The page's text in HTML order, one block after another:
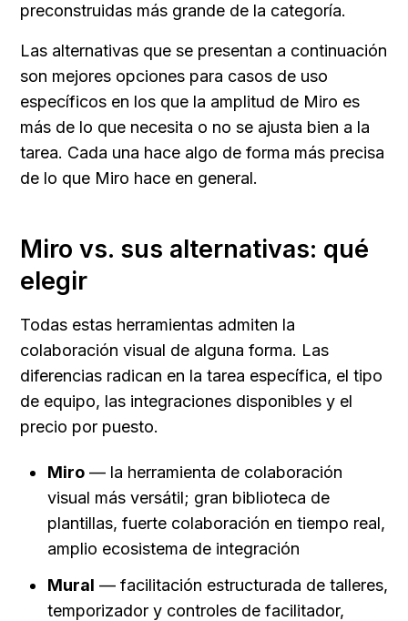
preconstruidas más grande de la categoría.
Las alternativas que se presentan a continuación
son mejores opciones para casos de uso
específicos en los que la amplitud de Miro es
más de lo que necesita o no se ajusta bien a la
tarea. Cada una hace algo de forma más precisa
de lo que Miro hace en general.
Miro vs. sus alternativas: qué
elegir
Todas estas herramientas admiten la
colaboración visual de alguna forma. Las
diferencias radican en la tarea específica, el tipo
de equipo, las integraciones disponibles y el
precio por puesto.
Miro — la herramienta de colaboración
visual más versátil; gran biblioteca de
plantillas, fuerte colaboración en tiempo real,
amplio ecosistema de integración
Mural — facilitación estructurada de talleres,
temporizador y controles de facilitador,